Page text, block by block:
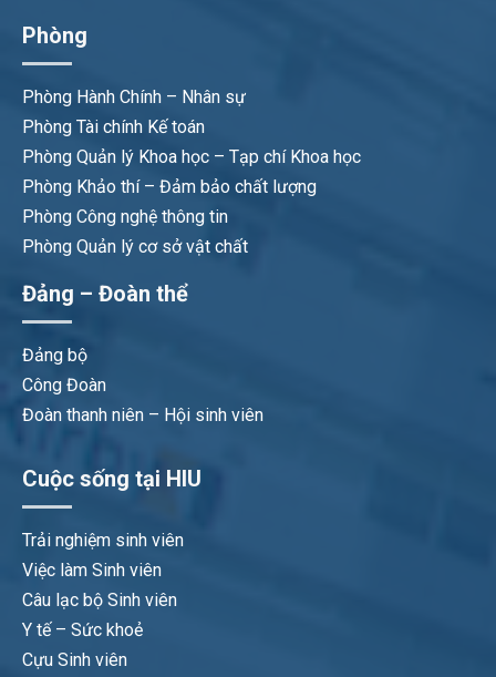
Phòng
Phòng Hành Chính – Nhân sự
Phòng Tài chính Kế toán
Phòng Quản lý Khoa học – Tạp chí Khoa học
Phòng Khảo thí – Đảm bảo chất lượng
Phòng Công nghệ thông tin
Phòng Quản lý cơ sở vật chất
Đảng – Đoàn thể
Đảng bộ
Công Đoàn
Đoàn thanh niên – Hội sinh viên
Cuộc sống tại HIU
Trải nghiệm sinh viên
Việc làm Sinh viên
Câu lạc bộ Sinh viên
Y tế – Sức khoẻ
Cựu Sinh viên